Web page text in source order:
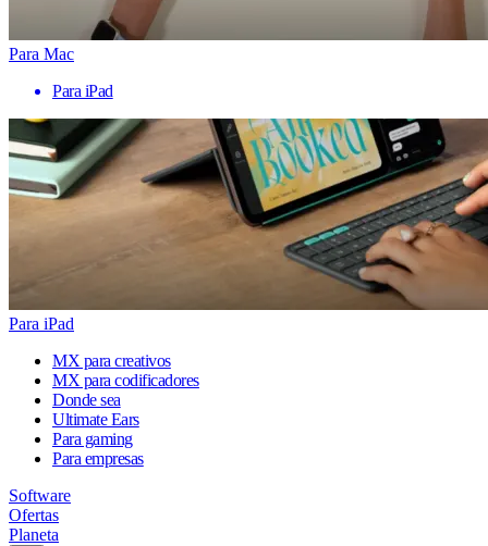
Para Mac
Para iPad
Para iPad
MX para creativos
MX para codificadores
Donde sea
Ultimate Ears
Para gaming
Para empresas
Software
Ofertas
Planeta